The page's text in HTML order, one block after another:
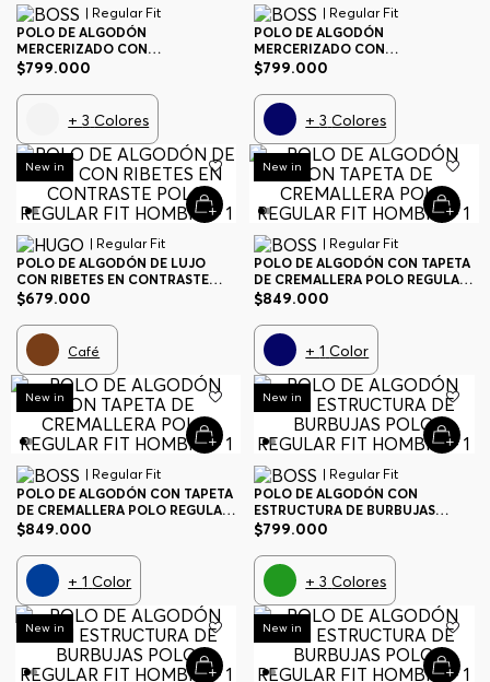
| Regular Fit
POLO DE ALGODÓN
MERCERIZADO CON
MONOGRAMA DOUBLE B POLO
$799.000
+3 Colores
| Regular Fit
POLO DE ALGODÓN
MERCERIZADO CON
MONOGRAMA DOUBLE B POLO
$799.000
+3 Colores
New in
| Regular Fit
POLO DE ALGODÓN DE LUJO
CON RIBETES EN CONTRASTE
POLO REGULAR FIT HOMBRE
$679.000
Café
New in
| Regular Fit
POLO DE ALGODÓN CON TAPETA
DE CREMALLERA POLO REGULAR
FIT HOMBRE
$849.000
+1 Color
New in
| Regular Fit
POLO DE ALGODÓN CON TAPETA
DE CREMALLERA POLO REGULAR
FIT HOMBRE
$849.000
+1 Color
New in
| Regular Fit
POLO DE ALGODÓN CON
ESTRUCTURA DE BURBUJAS
POLO REGULAR FIT HOMBRE
$799.000
+3 Colores
New in New in